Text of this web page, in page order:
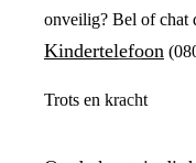
onveilig? Bel of chat
Kindertelefoon
Trots en kracht